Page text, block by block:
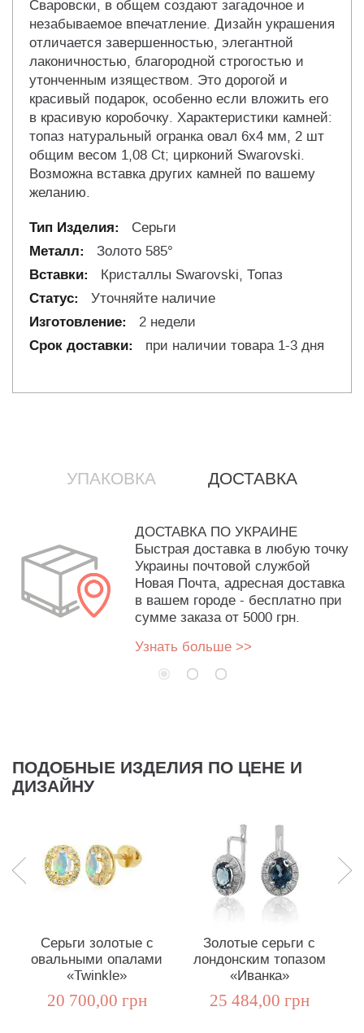
Сваровски, в общем создают загадочное и
незабываемое впечатление. Дизайн украшения
отличается завершенностью, элегантной
лаконичностью, благородной строгостью и
утонченным изяществом. Это дорогой и
красивый подарок, особенно если вложить его
в красивую коробочку. Характеристики камней:
топаз натуральный огранка овал 6х4 мм, 2 шт
общим весом 1,08 Ct; цирконий Swarovski.
Возможна вставка других камней по вашему
желанию.
Серьги
Золото 585°
Кристаллы Swarovski, Топаз
Уточняйте наличие
2 недели
при наличии товара 1-3 дня
УПАКОВКА ДОСТАВКА
ДОСТАВКА ПО УКРАИНЕ
Быстрая доставка в любую точку
Украины почтовой службой
Новая Почта, адресная доставка
в вашем городе - бесплатно при
сумме заказа от 5000 грн.
Узнать больше >>
ПОДОБНЫЕ ИЗДЕЛИЯ ПО ЦЕНЕ И
ДИЗАЙНУ
Серьги золотые с
овальными опалами
«Twinkle»
20 700,00 грн
Золотые серьги с
лондонским топазом
«Иванка»
25 484,00 грн